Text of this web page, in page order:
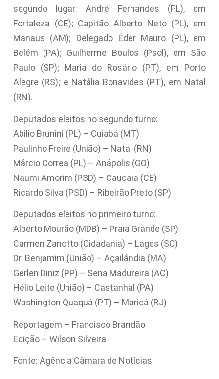
segundo lugar: André Fernandes (PL), em
Fortaleza (CE); Capitão Alberto Neto (PL), em
Manaus (AM); Delegado Éder Mauro (PL), em
Belém (PA); Guilherme Boulos (Psol), em São
Paulo (SP); Maria do Rosário (PT), em Porto
Alegre (RS); e Natália Bonavides (PT), em Natal
(RN).
Deputados eleitos no segundo turno:
Abilio Brunini (PL) – Cuiabá (MT)
Paulinho Freire (União) – Natal (RN)
Márcio Correa (PL) – Anápolis (GO)
Naumi Amorim (PSD) – Caucaia (CE)
Ricardo Silva (PSD) – Ribeirão Preto (SP)
Deputados eleitos no primeiro turno:
Alberto Mourão (MDB) – Praia Grande (SP)
Carmen Zanotto (Cidadania) – Lages (SC)
Dr. Benjamim (União) – Açailândia (MA)
Gerlen Diniz (PP) – Sena Madureira (AC)
Hélio Leite (União) – Castanhal (PA)
Washington Quaquá (PT) – Maricá (RJ)
Reportagem – Francisco Brandão
Edição – Wilson Silveira
Fonte: Agência Câmara de Notícias